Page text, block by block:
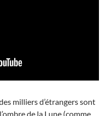
milliers d’étrangers sont
de la Lune (comme